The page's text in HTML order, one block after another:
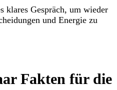
klares Gespräch, um wieder
und Energie zu
Fakten für die